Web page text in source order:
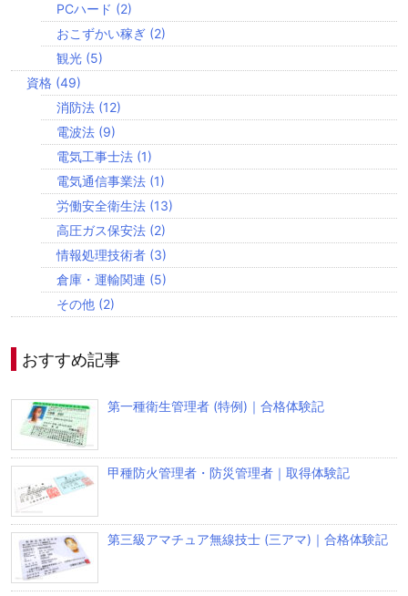
PCハード (2)
おこずかい稼ぎ (2)
観光 (5)
資格 (49)
消防法 (12)
電波法 (9)
電気工事士法 (1)
電気通信事業法 (1)
労働安全衛生法 (13)
高圧ガス保安法 (2)
情報処理技術者 (3)
倉庫・運輸関連 (5)
その他 (2)
おすすめ記事
第一種衛生管理者 (特例)｜合格体験記
甲種防火管理者・防災管理者｜取得体験記
第三級アマチュア無線技士 (三アマ)｜合格体験記